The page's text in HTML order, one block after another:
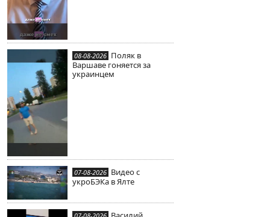
08-08-2026 Поляк в
Варшаве гоняется за
украинцем
07-08-2026 Видео с
укроБЭКа в Ялте